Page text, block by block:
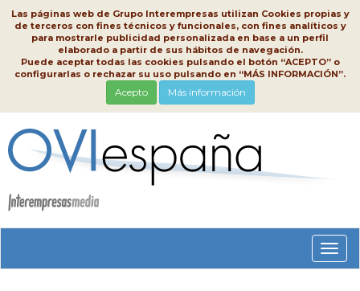
Las páginas web de Grupo Interempresas utilizan Cookies propias y
de terceros con fines técnicos y funcionales, con fines analíticos y
para mostrarle publicidad personalizada en base a un perfil
elaborado a partir de sus hábitos de navegación.
Puede aceptar todas las cookies pulsando el botón “ACEPTO” o
configurarlas o rechazar su uso pulsando en “MÁS INFORMACIÓN”.
Acepto Más información